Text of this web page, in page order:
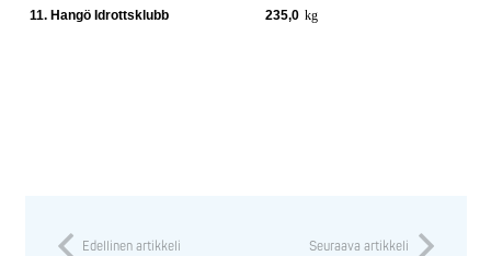
11. Hangö Idrottsklubb 235,0 kg
Edellinen artikkeli Seuraava artikkeli